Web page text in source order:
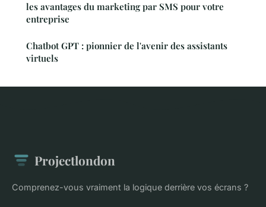
les avantages du marketing par SMS pour votre
entreprise
Chatbot GPT : pionnier de l'avenir des assistants
virtuels
Projectlondon
Comprenez-vous vraiment la logique derrière vos écrans ?